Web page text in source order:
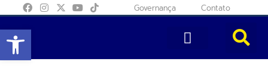
Abrir a barra de ferramentas
Governança Contato